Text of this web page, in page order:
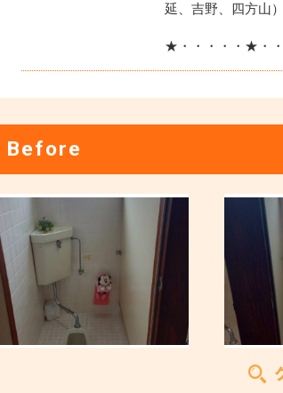
延、吉野、四方山）
★・・・・・★・
Before